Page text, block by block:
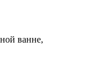
ванне,